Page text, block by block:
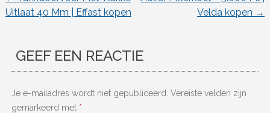
Berichtnavigatie
Uitlaat 40 Mm | Effast kopen
Velda kopen →
GEEF EEN REACTIE
Je e-mailadres wordt niet gepubliceerd. Vereiste velden zijn
gemarkeerd met *